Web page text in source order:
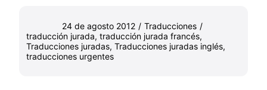
24 de agosto 2012 / Traducciones /
traducción jurada, traducción jurada francés,
Traducciones juradas, Traducciones juradas inglés,
traducciones urgentes